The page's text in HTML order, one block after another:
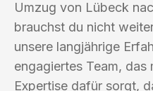
Umzug von Lübeck
brauchst du nicht
unsere langjährige
engagiertes Team,
Expertise dafür sorgt,